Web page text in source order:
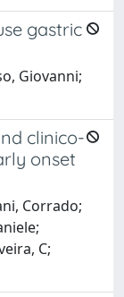
gastric
Giovanni;
clinico-
onset
Corrado;
C;